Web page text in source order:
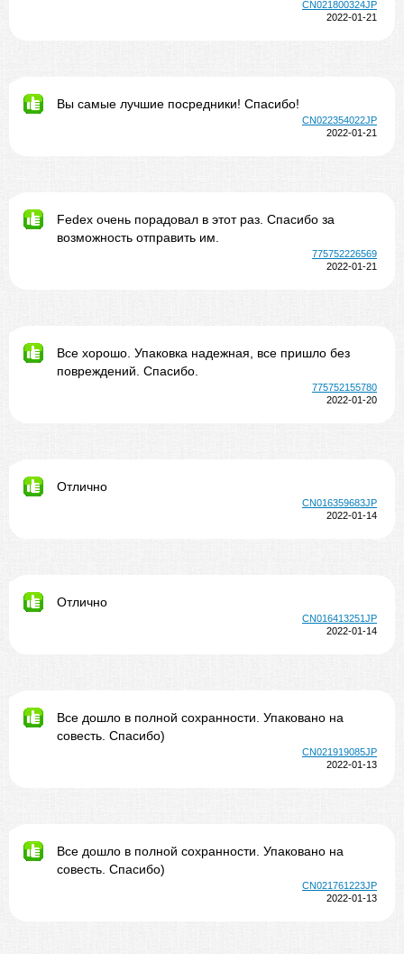
CN021800324JP
2022-01-21
Вы самые лучшие посредники! Спасибо!
CN022354022JP
2022-01-21
Fedex очень порадовал в этот раз. Спасибо за
возможность отправить им.
775752226569
2022-01-21
Все хорошо. Упаковка надежная, все пришло без
повреждений. Спасибо.
775752155780
2022-01-20
Отлично
CN016359683JP
2022-01-14
Отлично
CN016413251JP
2022-01-14
Все дошло в полной сохранности. Упаковано на
совесть. Спасибо)
CN021919085JP
2022-01-13
Все дошло в полной сохранности. Упаковано на
совесть. Спасибо)
CN021761223JP
2022-01-13